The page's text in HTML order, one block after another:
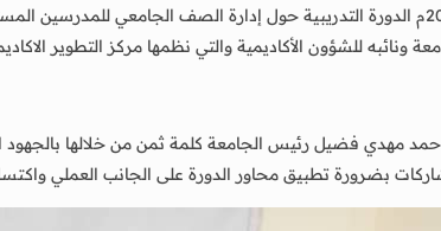
ونائبه للشؤون الأكاديمية والتي نظمها مركز التطوير
مهدي فضيل رئيس الجامعة كلمة ثمن من خلالها بالجهود
بضرورة تطبيق محاور الدورة على الجانب العملي واكتساب